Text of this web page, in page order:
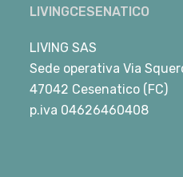
LIVINGCESENATICO
LIVING SAS
Sede operativa Via
47042 Cesenatico (FC)
p.iva 04626460408